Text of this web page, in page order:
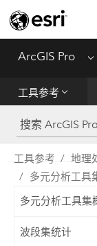
ArcGIS Pro Menu
工具参考
工具参考
Python
SDK
工具参考 地理
多元分析工具
多元分析工具集
波段集统计